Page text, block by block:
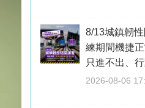
8/13城鎮韌
練期間機捷
只進不出、
2026-08-06